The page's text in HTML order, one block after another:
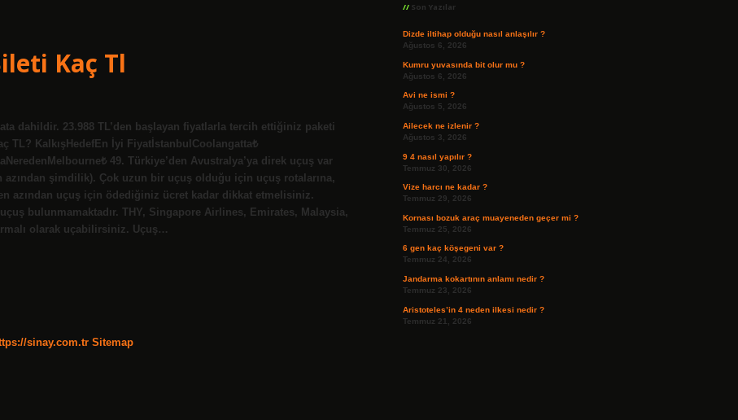
Kaç Tl
dahildir. 23.988 TL’den başlayan fiyatlarla tercih ettiğiniz paketi
TL? KalkışHedefEn İyi FiyatİstanbulCoolangatta₺
49. Türkiye’den Avustralya’ya direk uçuş var
azından şimdilik). Çok uzun bir uçuş olduğu için uçuş rotalarına,
azından uçuş için ödediğiniz ücret kadar dikkat etmelisiniz.
bulunmamaktadır. THY, Singapore Airlines, Emirates, Malaysia,
olarak uçabilirsiniz. Uçuş…
sinay.com.tr Sitemap
Son Yazılar
Dizde iltihap olduğu nasıl anlaşılır ?
Ağustos 6, 2026
Kumru yuvasında bit olur mu ?
Ağustos 6, 2026
Avi ne ismi ?
Ağustos 5, 2026
Ailecek ne izlenir ?
Ağustos 3, 2026
9 4 nasıl yapılır ?
Temmuz 30, 2026
Vize harcı ne kadar ?
Temmuz 29, 2026
Kornası bozuk araç muayeneden geçer mi ?
Temmuz 25, 2026
6 gen kaç köşegeni var ?
Temmuz 24, 2026
Jandarma kokartının anlamı nedir ?
Temmuz 23, 2026
Aristoteles’in 4 neden ilkesi nedir ?
Temmuz 21, 2026